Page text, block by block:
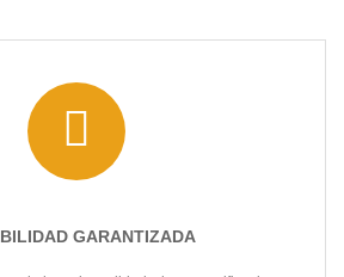
GARANTIZADA